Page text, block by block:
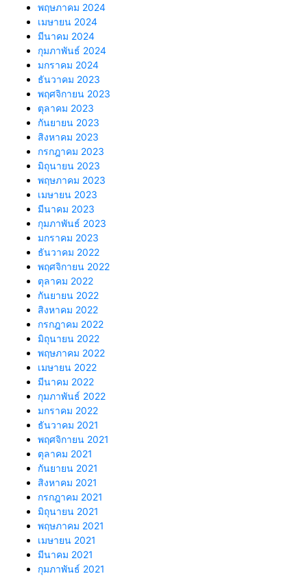
พฤษภาคม 2024
เมษายน 2024
มีนาคม 2024
กุมภาพันธ์ 2024
มกราคม 2024
ธันวาคม 2023
พฤศจิกายน 2023
ตุลาคม 2023
กันยายน 2023
สิงหาคม 2023
กรกฎาคม 2023
มิถุนายน 2023
พฤษภาคม 2023
เมษายน 2023
มีนาคม 2023
กุมภาพันธ์ 2023
มกราคม 2023
ธันวาคม 2022
พฤศจิกายน 2022
ตุลาคม 2022
กันยายน 2022
สิงหาคม 2022
กรกฎาคม 2022
มิถุนายน 2022
พฤษภาคม 2022
เมษายน 2022
มีนาคม 2022
กุมภาพันธ์ 2022
มกราคม 2022
ธันวาคม 2021
พฤศจิกายน 2021
ตุลาคม 2021
กันยายน 2021
สิงหาคม 2021
กรกฎาคม 2021
มิถุนายน 2021
พฤษภาคม 2021
เมษายน 2021
มีนาคม 2021
กุมภาพันธ์ 2021